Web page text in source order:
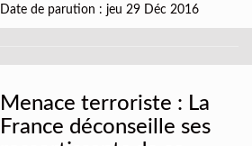
Date de parution : jeu 29 Déc 2016
Menace terroriste : La
France déconseille ses